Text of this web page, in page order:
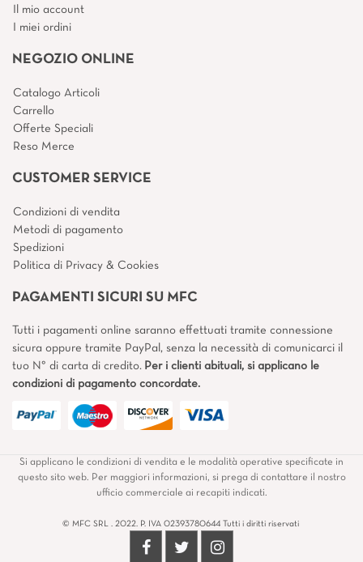
Il mio account
I miei ordini
NEGOZIO ONLINE
Catalogo Articoli
Carrello
Offerte Speciali
Reso Merce
CUSTOMER SERVICE
Condizioni di vendita
Metodi di pagamento
Spedizioni
Politica di Privacy & Cookies
PAGAMENTI SICURI SU MFC
Tutti i pagamenti online saranno effettuati tramite connessione
sicura oppure tramite PayPal, senza la necessità di comunicarci il
tuo N° di carta di credito. Per i clienti abituali, si applicano le
condizioni di pagamento concordate.
Si applicano le condizioni di vendita e le modalità operative specificate in
questo sito web. Per maggiori informazioni, si prega di contattare il nostro
ufficio commerciale ai recapiti indicati.
© MFC SRL . 2022. P. IVA 02393780644 Tutti i diritti riservati